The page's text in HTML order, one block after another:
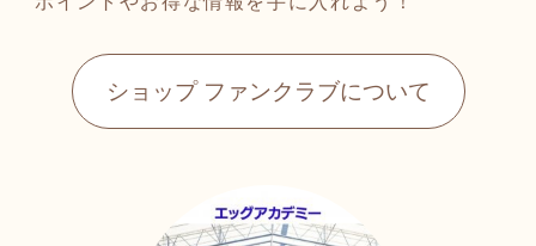
ショップ ファンクラブについて